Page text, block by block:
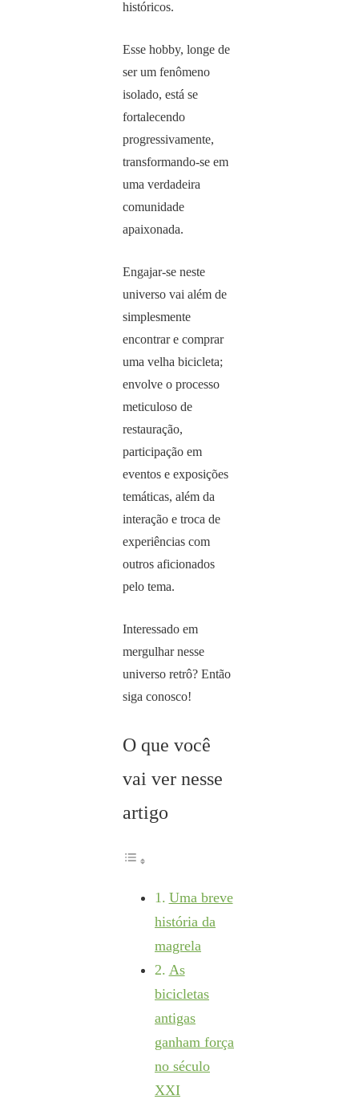
históricos.
Esse hobby, longe de
ser um fenômeno
isolado, está se
fortalecendo
progressivamente,
transformando-se em
uma verdadeira
comunidade
apaixonada.
Engajar-se neste
universo vai além de
simplesmente
encontrar e comprar
uma velha bicicleta;
envolve o processo
meticuloso de
restauração,
participação em
eventos e exposições
temáticas, além da
interação e troca de
experiências com
outros aficionados
pelo tema.
Interessado em
mergulhar nesse
universo retrô? Então
siga conosco!
O que você
vai ver nesse
artigo
Uma breve
história da
magrela
As
bicicletas
antigas
ganham força
no século
XXI